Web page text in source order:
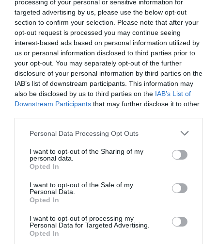
processing of your personal or sensitive information for
targeted advertising by us, please use the below opt-out
section to confirm your selection. Please note that after your
opt-out request is processed you may continue seeing
interest-based ads based on personal information utilized by
us or personal information disclosed to third parties prior to
your opt-out. You may separately opt-out of the further
disclosure of your personal information by third parties on the
IAB’s list of downstream participants. This information may
also be disclosed by us to third parties on the IAB’s List of
Downstream Participants that may further disclose it to other
Personal Data Processing Opt Outs
I want to opt-out of the Sharing of my
personal data.
Opted In
I want to opt-out of the Sale of my
Personal Data.
Opted In
I want to opt-out of processing my
Personal Data for Targeted Advertising.
Opted In
Vous avez apprécié l’article ?
Soutenez-nous, faites un don !
NOUS SOUTENIR
PARTAGER L'ARTICLE
Aucun commentaire !